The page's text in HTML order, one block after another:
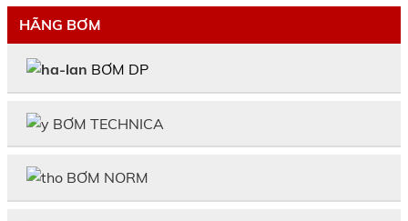
HÃNG BƠM
BƠM DP
BƠM TECHNICA
BƠM NORM